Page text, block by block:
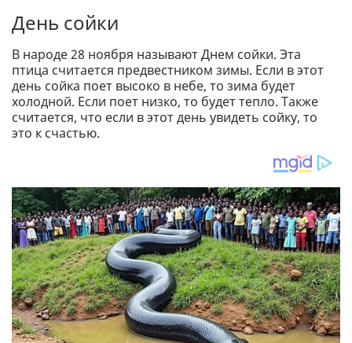
День сойки
В народе 28 ноября называют Днем сойки. Эта
птица считается предвестником зимы. Если в этот
день сойка поет высоко в небе, то зима будет
холодной. Если поет низко, то будет тепло. Также
считается, что если в этот день увидеть сойку, то
это к счастью.